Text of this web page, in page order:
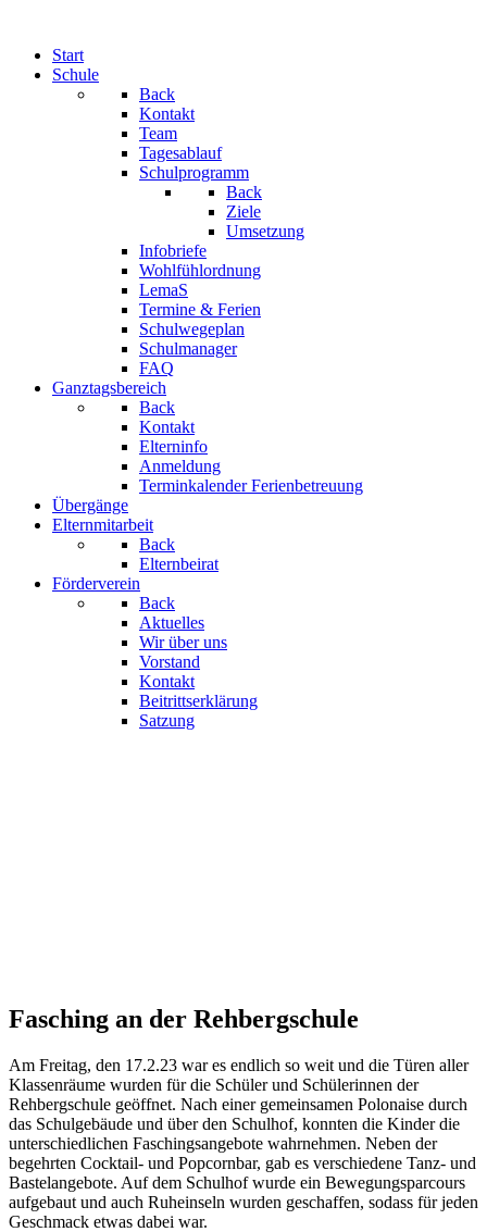
Start
Schule
Back
Kontakt
Team
Tagesablauf
Schulprogramm
Back
Ziele
Umsetzung
Infobriefe
Wohlfühlordnung
LemaS
Termine & Ferien
Schulwegeplan
Schulmanager
FAQ
Ganztagsbereich
Back
Kontakt
Elterninfo
Anmeldung
Terminkalender Ferienbetreuung
Übergänge
Elternmitarbeit
Back
Elternbeirat
Förderverein
Back
Aktuelles
Wir über uns
Vorstand
Kontakt
Beitrittserklärung
Satzung
Fasching an der Rehbergschule
Am Freitag, den 17.2.23 war es endlich so weit und die Türen aller
Klassenräume wurden für die Schüler und Schülerinnen der
Rehbergschule geöffnet. Nach einer gemeinsamen Polonaise durch
das Schulgebäude und über den Schulhof, konnten die Kinder die
unterschiedlichen Faschingsangebote wahrnehmen. Neben der
begehrten Cocktail- und Popcornbar, gab es verschiedene Tanz- und
Bastelangebote. Auf dem Schulhof wurde ein Bewegungsparcours
aufgebaut und auch Ruheinseln wurden geschaffen, sodass für jeden
Geschmack etwas dabei war.